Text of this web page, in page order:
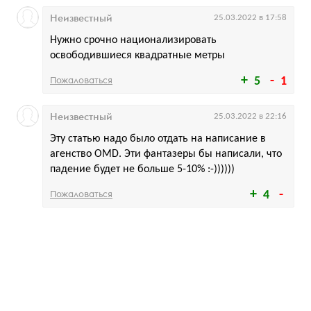
5 1
Нужно срочно национализировать
освободившиеся квадратные метры
Неизвестный 25.03.2022 в 17:58
Пожаловаться
4
Эту статью надо было отдать на написание в
агенство OMD. Эти фантазеры бы написали, что
падение будет не больше 5-10% :-))))))
Неизвестный 25.03.2022 в 22:16
Пожаловаться